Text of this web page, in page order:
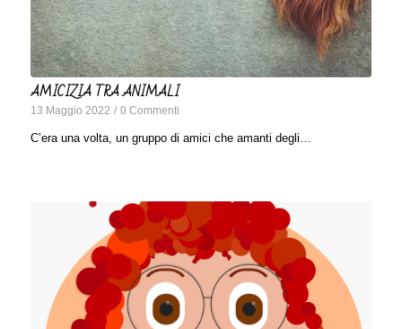
AMICIZIA TRA ANIMALI
13 Maggio 2022 / 0 Commenti
C’era una volta, un gruppo di amici che amanti degli…